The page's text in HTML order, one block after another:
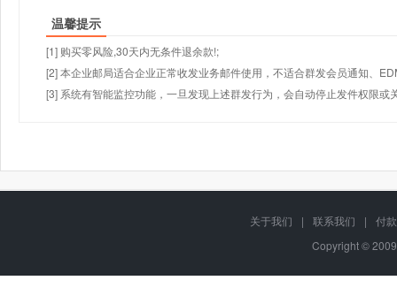
温馨提示
[1] 购买零风险,30天内无条件退余款!;
[2] 本企业邮局适合企业正常收发业务邮件使用，不适合群发会员通知、
[3] 系统有智能监控功能，一旦发现上述群发行为，会自动停止发件权限或
关于我们 | 联系我们 |
付
Copyright ©